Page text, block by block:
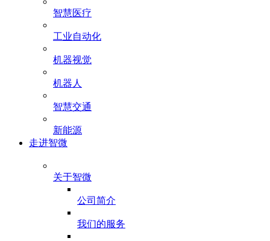
智慧医疗
工业自动化
机器视觉
机器人
智慧交通
新能源
走进智微
关于智微
公司简介
我们的服务